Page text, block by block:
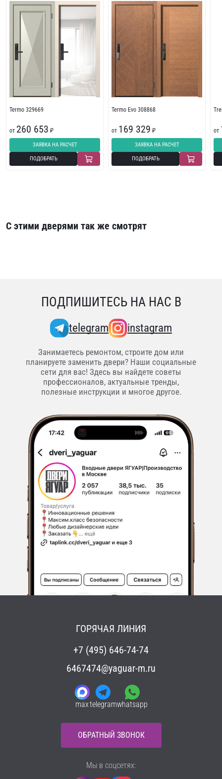
Termo 329669
от 260 653 ₽
ЗАЯВКА НА РАСЧЕТ
ПОДОБРАТЬ
Termo Evo 308868
от 169 329 ₽
ЗАЯВКА НА РАСЧЕТ
ПОДОБРАТЬ
от
С этими дверями так же смотрят
ПОДПИШИТЕСЬ НА НАС В
telegram instagram
Занимаетесь ремонтом, строите дом или
планируете заменить двери? Наши социальные
сети для вас! Здесь вы найдете советы
профессионалов, актуальные тренды,
полезные инструкции и многое другое.
ГОРЯЧАЯ ЛИНИЯ
+7 (495) 646-74-74
6467474@yaguar-m.ru
maxtelegramwhatsapp
ОБРАТНЫЙ ЗВОНОК
Мы в соцсетях: